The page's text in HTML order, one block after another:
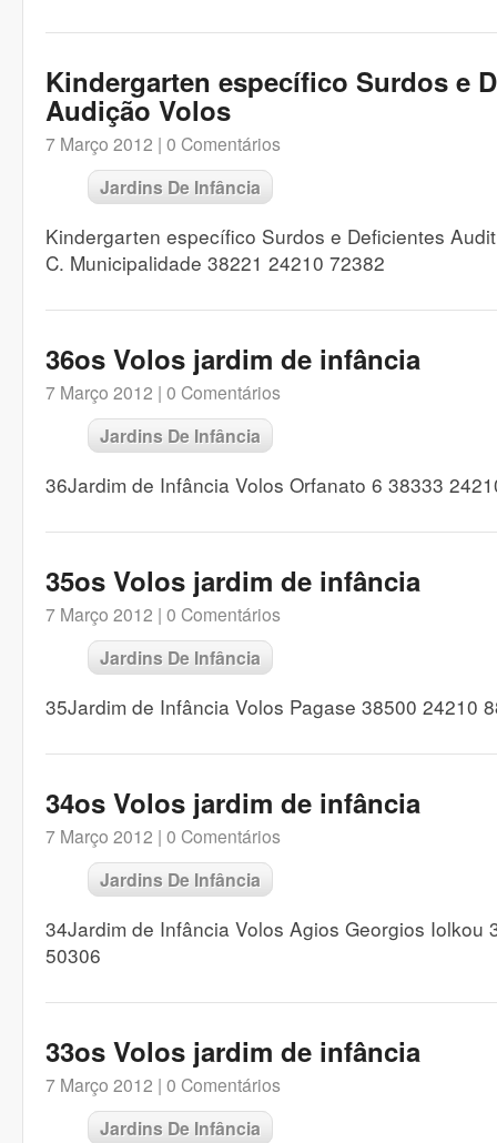
Kindergarten específico Surdos e
Audição Volos
7 Março 2012 | 0 Comentários
Jardins De Infância
Kindergarten específico Surdos e Deficientes
C. Municipalidade 38221 24210 72382
36os Volos jardim de infância
7 Março 2012 | 0 Comentários
Jardins De Infância
36Jardim de Infância Volos Orfanato 6 38333
35os Volos jardim de infância
7 Março 2012 | 0 Comentários
Jardins De Infância
35Jardim de Infância Volos Pagase 38500 24210
34os Volos jardim de infância
7 Março 2012 | 0 Comentários
Jardins De Infância
34Jardim de Infância Volos Agios Georgios Iolkou
50306
33os Volos jardim de infância
7 Março 2012 | 0 Comentários
Jardins De Infância